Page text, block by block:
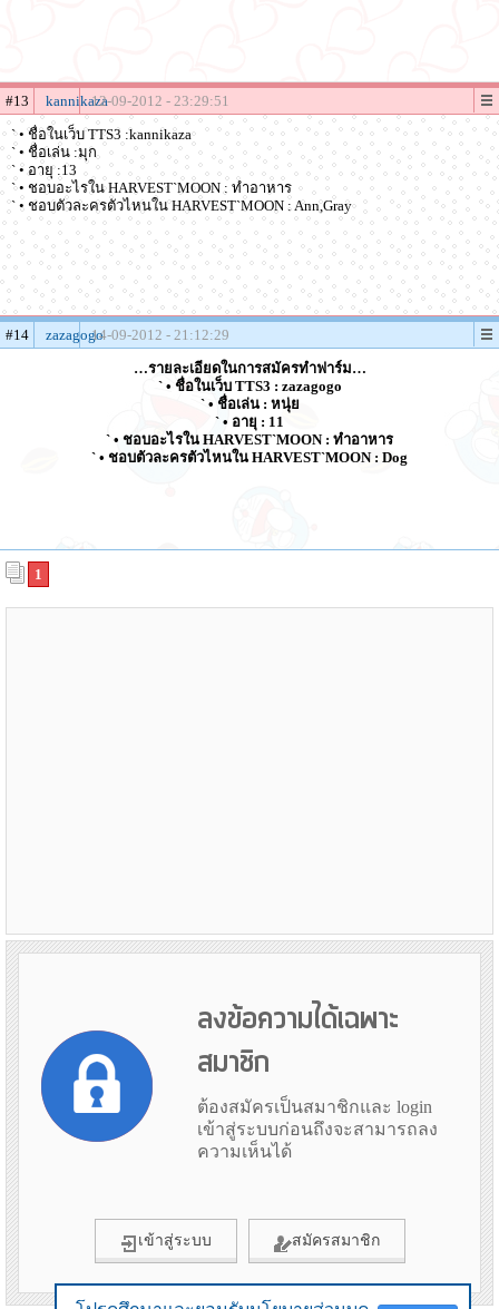
#13 kannikaza12-09-2012 - 23:29:51
` • ชื่อในเว็บ TTS3 :kannikaza
` • ชื่อเล่น :มุก
` • อายุ :13
` • ชอบอะไรใน HARVEST`MOON : ทำอาหาร
` • ชอบตัวละครตัวไหนใน HARVEST`MOON : Ann,Gray
#14 zazagogo14-09-2012 - 21:12:29
…รายละเอียดในการสมัครทำฟาร์ม…
` • ชื่อในเว็บ TTS3 : zazagogo
` • ชื่อเล่น : หนุ่ย
` • อายุ : 11
` • ชอบอะไรใน HARVEST`MOON : ทำอาหาร
` • ชอบตัวละครตัวไหนใน HARVEST`MOON : Dog
1
ลงข้อความได้เฉพาะ
สมาชิก
ต้องสมัครเป็นสมาชิกและ login
เข้าสู่ระบบก่อนถึงจะสามารถลง
ความเห็นได้
เข้าสู่ระบบ สมัครสมาชิก